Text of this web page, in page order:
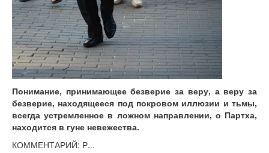
Понимание, принимающее безверие за веру, а веру за
безверие, находящееся под покровом иллюзии и тьмы,
всегда устремленное в ложном направлении, о Партха,
находится в гуне невежества.
КОММЕНТАРИЙ: Р...